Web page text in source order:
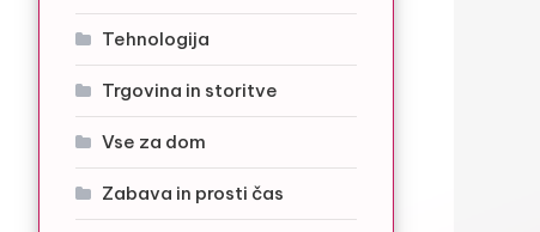
Tehnologija
Trgovina in storitve
Vse za dom
Zabava in prosti čas